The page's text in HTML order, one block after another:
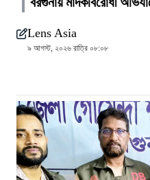
Lens Asia
৯ আগস্ট, ২০২৬ রাত্রি ০৮:০৮